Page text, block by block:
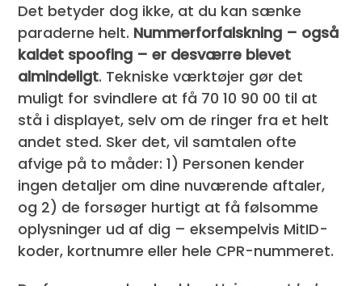
Det betyder dog ikke, at du kan sænke
paraderne helt. Nummerforfalskning – også
kaldet spoofing – er desværre blevet
almindeligt. Tekniske værktøjer gør det
muligt for svindlere at få 70 10 90 00 til at
stå i displayet, selv om de ringer fra et helt
andet sted. Sker det, vil samtalen ofte
afvige på to måder: 1) Personen kender
ingen detaljer om dine nuværende aftaler,
og 2) de forsøger hurtigt at få følsomme
oplysninger ud af dig – eksempelvis MitID-
koder, kortnumre eller hele CPR-nummeret.